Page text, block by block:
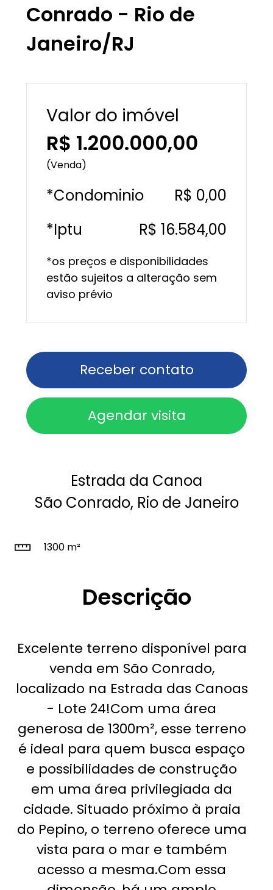
Conrado - Rio de
Janeiro/RJ
Valor do imóvel
R$ 1.200.000,00
(Venda)
*Condominio
R$ 0,00
*Iptu
R$ 16.584,00
*os preços e disponibilidades
estão sujeitos a alteração sem
aviso prévio
Receber contato
Agendar visita
Estrada da Canoa
São Conrado, Rio de Janeiro
1300 m²
Descrição
Excelente terreno disponível para
venda em São Conrado,
localizado na Estrada das Canoas
- Lote 24!Com uma área
generosa de 1300m², esse terreno
é ideal para quem busca espaço
e possibilidades de construção
em uma área privilegiada da
cidade. Situado próximo à praia
do Pepino, o terreno oferece uma
vista para o mar e também
acesso a mesma.Com essa